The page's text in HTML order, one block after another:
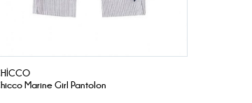
Marine Girl Pantolon